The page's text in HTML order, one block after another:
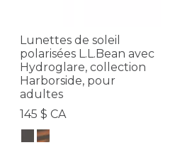
Lunettes de soleil
polarisées L.L.Bean avec
Hydroglare, collection
Harborside, pour
adultes
145 $ CA